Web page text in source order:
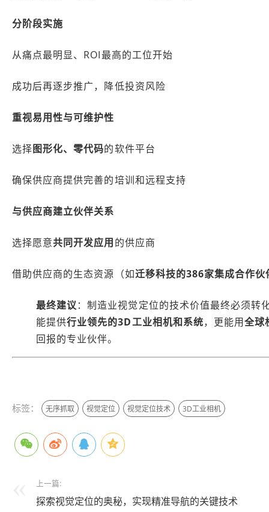
分阶段实施
从痛点最明显、ROI最高的工位开始
成功后再逐步推广，降低投资风险
重视易用性与可维护性
选择图形化、零代码的软件平台
确保供应商提供完善的培训和远程支持
与供应商建立伙伴关系
选择愿意共同开发应用的供应商
借助供应商的生态资源（如迁移科技的386家集成合作伙
最终建议：制造业视觉定位的技术价值最终必须转
能提供行业领先的3D工业相机和系统，更能用全球
回报的专业伙伴。
标签： 无序抓取 视觉定位 视觉定位技术 3D工业相机
上一篇:
探索视觉定位的奥秘，实现精准导航的关键技术